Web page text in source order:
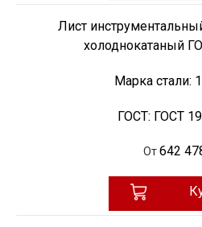
Лист
холоднокатаный
Марка стали:
ГОСТ: ГОСТ
От 642